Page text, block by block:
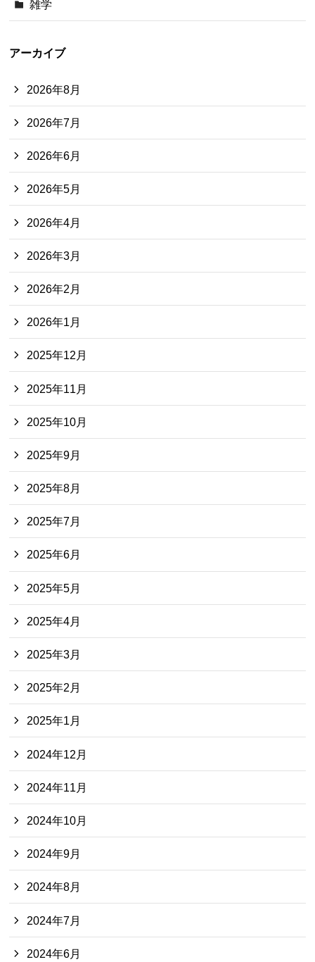
雑学
アーカイブ
2026年8月
2026年7月
2026年6月
2026年5月
2026年4月
2026年3月
2026年2月
2026年1月
2025年12月
2025年11月
2025年10月
2025年9月
2025年8月
2025年7月
2025年6月
2025年5月
2025年4月
2025年3月
2025年2月
2025年1月
2024年12月
2024年11月
2024年10月
2024年9月
2024年8月
2024年7月
2024年6月